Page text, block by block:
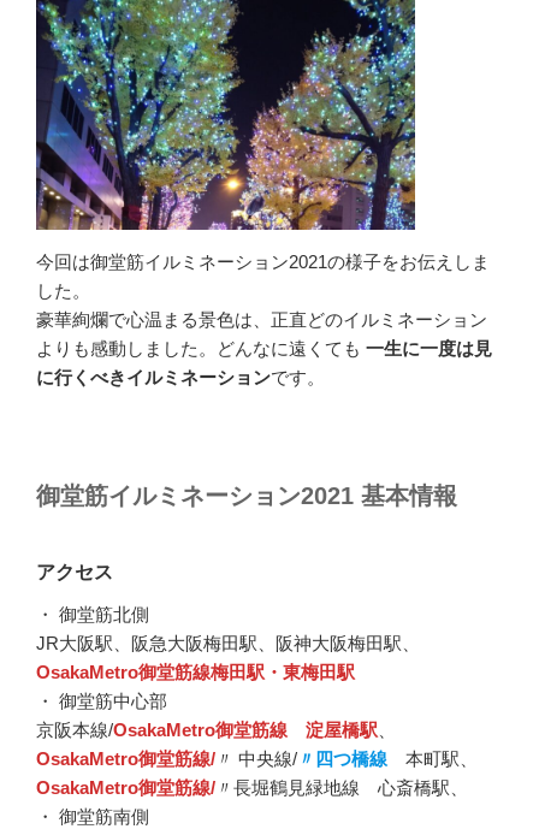
今回は御堂筋イルミネーション2021の様子をお伝えしま
した。
豪華絢爛で心温まる景色は、正直どのイルミネーション
よりも感動しました。どんなに遠くても 一生に一度は見
に行くべきイルミネーションです。
御堂筋イルミネーション2021 基本情報
アクセス
・ 御堂筋北側
JR大阪駅、阪急大阪梅田駅、阪神大阪梅田駅、
OsakaMetro御堂筋線梅田駅・東梅田駅
・ 御堂筋中心部
京阪本線/OsakaMetro御堂筋線 淀屋橋駅
OsakaMetro御堂筋線/ 〃 中央線/ 〃四つ橋線 本町駅、
OsakaMetro御堂筋線/ 〃長堀鶴見緑地線 心斎橋駅、
・ 御堂筋南側